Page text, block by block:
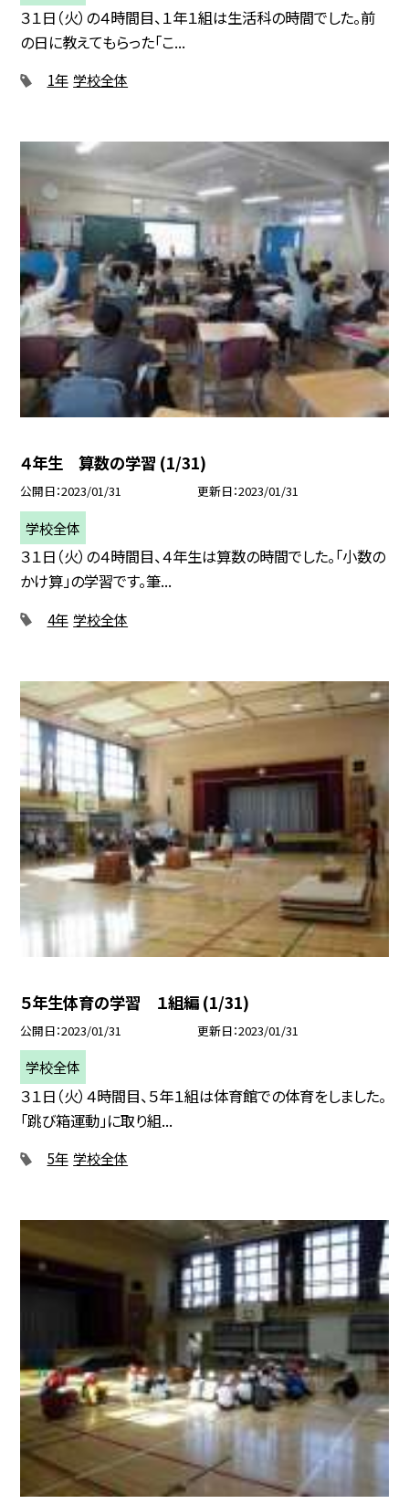
３１日（火）の４時間目、１年１組は生活科の時間でした。前
の日に教えてもらった「こ...
1年 学校全体
４年生 算数の学習 (1/31)
公開日 2023/01/31 更新日 2023/01/31
学校全体
３１日（火）の４時間目、４年生は算数の時間でした。「小数の
かけ算」の学習です。筆...
4年 学校全体
５年生体育の学習 １組編 (1/31)
公開日 2023/01/31 更新日 2023/01/31
学校全体
３１日（火）４時間目、５年１組は体育館での体育をしました。
「跳び箱運動」に取り組...
5年 学校全体